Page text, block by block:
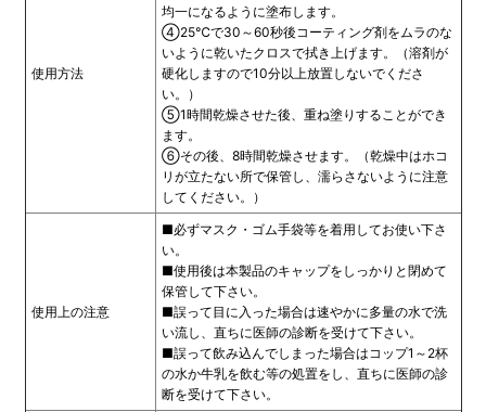
使用方法
均一になるように塗布します。
④25℃で30～60秒後コーティング剤をムラのな
いように乾いたクロスで拭き上げます。（溶剤が
硬化しますので10分以上放置しないでくださ
い。）
⑤1時間乾燥させた後、重ね塗りすることができ
ます。
⑥その後、8時間乾燥させます。（乾燥中はホコ
リが立たない所で保管し、濡らさないように注意
してください。）
使用上の注意
■必ずマスク・ゴム手袋等を着用してお使い下さ
い。
■使用後は本製品のキャップをしっかりと閉めて
保管して下さい。
■誤って目に入った場合は速やかに多量の水で洗
い流し、直ちに医師の診断を受けて下さい。
■誤って飲み込んでしまった場合はコップ1～2杯
の水か牛乳を飲む等の処置をし、直ちに医師の診
断を受けて下さい。